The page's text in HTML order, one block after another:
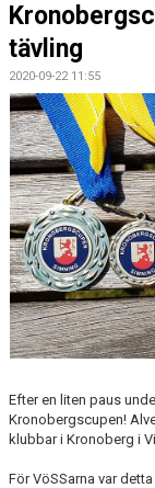
TÄVLINGS- &
ANTIDOPING
AVGIFTER
JOBBA HOS OSS
KONTAKT
tävling
2020-09-22 11:55
Efter en liten paus
Kronobergscupen!
klubbar i Kronoberg i
För VöSSarna var